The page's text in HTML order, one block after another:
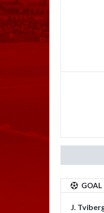
GOAL
J.